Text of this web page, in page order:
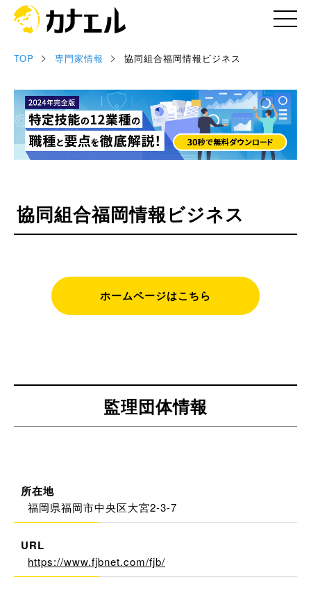
記事
お役立ち資料
セミナー情報
TOP 専門家情報 協同組合福岡情報ビジネス
協同組合福岡情報ビジネス
ホームページはこちら
監理団体情報
所在地
福岡県福岡市中央区大宮2-3-7
URL
https://www.fjbnet.com/fjb/